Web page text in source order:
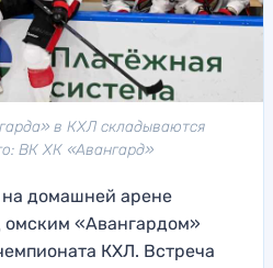
в КХЛ складываются
ВК ХК «Авангард»
домашней арене
«Авангардом»
КХЛ. Встреча